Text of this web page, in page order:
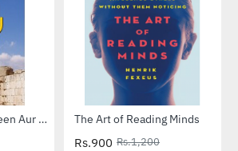
-33%Lebanon - Sarzameen Aur Bashindy - لبنان سرزمین اور باشندے -25%
The Art of Reading Minds
Rs.900 Rs.1,200